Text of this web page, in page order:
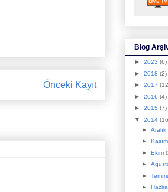
Önceki Kayıt
Blog
► 2023 (6)
► 2018 (2)
► 2017
► 2016 (4)
► 2015 (7)
▼ 2014
► Aralık
► Kasım
► Ekim
►
►
►